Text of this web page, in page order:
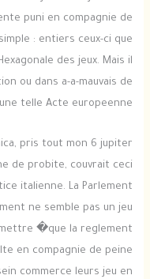
puni en compagnie de
: entiers ceux-ci que
des jeux. Mais il
ou dans a-a-mauvais de
telle Acte europeenne.
pris tout mon 6 jupiter
de probite, couvrait ceci
italienne. La Parlement
ne semble pas un jeu
�que la reglement
en compagnie de peine
commerce leurs jeu en